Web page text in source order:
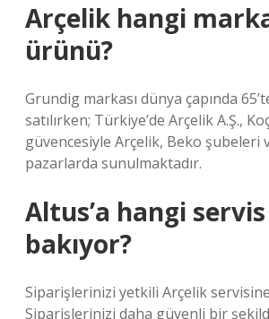
Arçelik hangi
ürünü?
Grundig markası dünya çapında
satılırken; Türkiye’de Arçelik A.Ş.,
güvencesiyle Arçelik, Beko şubeleri
pazarlarda sunulmaktadır.
Altus’a hangi servis
bakıyor?
Siparişlerinizi yetkili Arçelik
Siparişlerinizi daha güvenli bir